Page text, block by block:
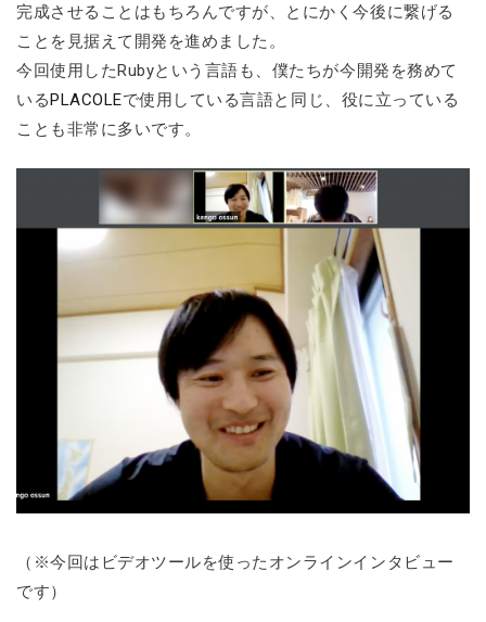
完成させることはもちろんですが、とにかく今後に繋げる
ことを見据えて開発を進めました。
今回使用したRubyという言語も、僕たちが今開発を務めて
いるPLACOLEで使用している言語と同じ、役に立っている
ことも非常に多いです。
（※今回はビデオツールを使ったオンラインインタビュー
です）